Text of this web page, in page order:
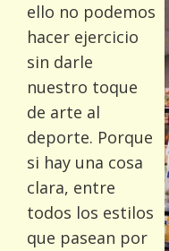
ello no podemos
hacer ejercicio
sin darle
nuestro toque
de arte al
deporte. Porque
si hay una cosa
clara, entre
todos los estilos
que pasean por